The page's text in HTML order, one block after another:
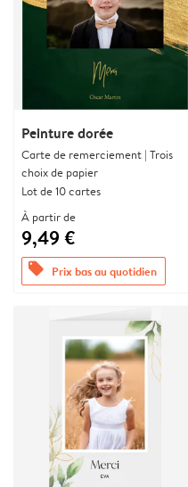
Peinture dorée
Carte de remerciement | Trois
choix de papier
Lot de 10 cartes
À partir de
9,49 €
offers Prix bas au quotidien